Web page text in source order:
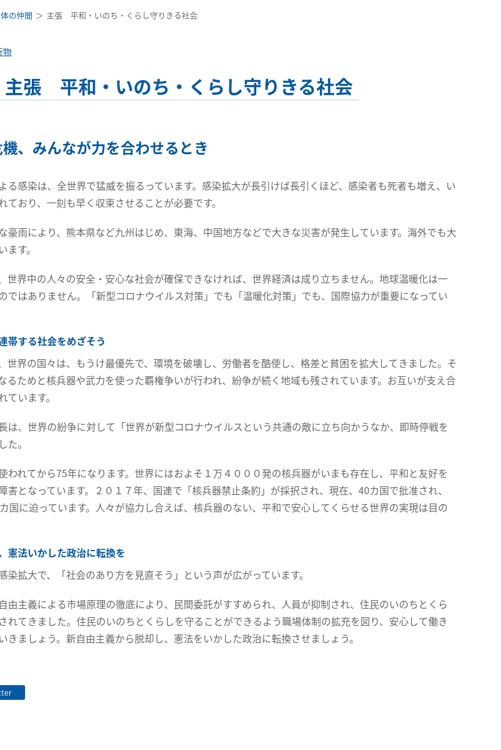
の仲間 主張 平和・いのち・くらし守りきる社会
物
主張 平和・いのち・くらし守りきる社会
、みんなが力を合わせるとき
る感染は、全世界で猛威を振るっています。感染拡大が長引けば長引くほど、感染者も死者も増え、い
ており、一刻も早く収束させることが必要です。
豪雨により、熊本県など九州はじめ、東海、中国地方などで大きな災害が発生しています。海外でも大
す。
世界中の人々の安全・安心な社会が確保できなければ、世界経済は成り立ちません。地球温暖化は一
ではありません。「新型コロナウイルス対策」でも「温暖化対策」でも、国際協力が重要になってい
帯する社会をめざそう
世界の国々は、もうけ最優先で、環境を破壊し、労働者を酷使し、格差と貧困を拡大してきました。そ
るためと核兵器や武力を使った覇権争いが行われ、紛争が続く地域も残されています。お互いが支え合
います。
は、世界の紛争に対して「世界が新型コロナウイルスという共通の敵に立ち向かうなか、即時停戦を
た。
われてから75年になります。世界にはおよそ１万４０００発の核兵器がいまも存在し、平和と友好を
害となっています。２０１７年、国連で「核兵器禁止条約」が採択され、現在、40カ国で批准され、
国に迫っています。人々が協力し合えば、核兵器のない、平和で安心してくらせる世界の実現は目の
憲法いかした政治に転換を
染拡大で、「社会のあり方を見直そう」という声が広がっています。
由主義による市場原理の徹底により、民間委託がすすめられ、人員が抑制され、住民のいのちとくら
れてきました。住民のいのちとくらしを守ることができるよう職場体制の拡充を図り、安心して働き
きましょう。新自由主義から脱却し、憲法をいかした政治に転換させましょう。